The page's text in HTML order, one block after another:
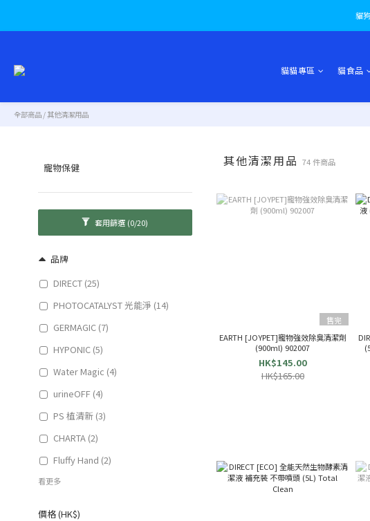
貓
貓貓專區 貓食品
全部商品 /其他清潔用品
寵物保健
套用篩選 (0/20)
品牌
DIRECT (25)
PHOTOCATALYST 光能淨 (14)
GERMAGIC (7)
HYPONIC (5)
Water Magic (4)
urineOFF (4)
PS 植清新 (3)
CHARTA (2)
Fluffy Hand (2)
看更多
價格 (HK$)
其他清潔用品74 件商品
售完
EARTH [JOYPET]寵物強效除臭清潔劑
(900ml) 902007
HK$145.00
HK$165.00